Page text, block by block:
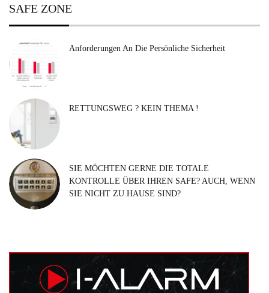
SAFE ZONE
Anforderungen An Die Persönliche Sicherheit
RETTUNGSWEG ? KEIN THEMA !
SIE MÖCHTEN GERNE DIE TOTALE
KONTROLLE ÜBER IHREN SAFE? AUCH, WENN
SIE NICHT ZU HAUSE SIND?